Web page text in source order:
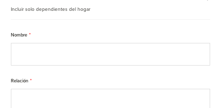
Incluir solo dependientes del hogar
Nombre *
Relación *